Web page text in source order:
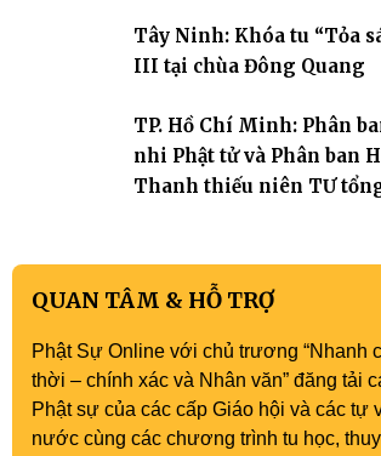
Tây Ninh: Khóa tu “Tỏa
III tại chùa Đông Quang
TP. Hồ Chí Minh: Phân
nhi Phật tử và Phân ban
Thanh thiếu niên TƯ
QUAN TÂM & HỖ TRỢ
Phật Sự Online với chủ trương “Nhanh
thời – chính xác và Nhân văn” đăng tải
Phật sự của các cấp Giáo hội và các tự
nước cùng các chương trình tu học,